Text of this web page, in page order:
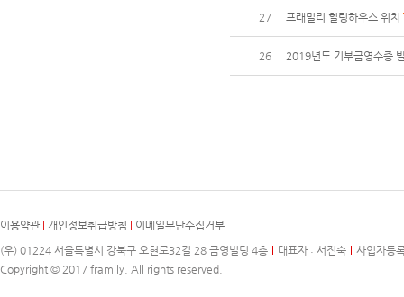
27 프래밀리 힐링하우스 위치
26 2019년도 기부금영수증
이용약관 | 개인정보취급방침 | 이메일무단수집거부
(우) 01224 서울특별시 강북구 오현로32길 28 금영빌딩 4층
대표자 : 서진숙
사업자등
Copyright © 2017 framily. All rights reserved.